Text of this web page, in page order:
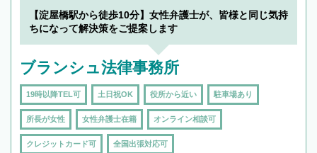
【淀屋橋駅から徒歩10分】女性弁護士が、皆様と同じ気持
ちになって解決策をご提案します
ブランシュ法律事務所
19時以降TEL可 土日祝OK 役所から近い 駐車場あり
所長が女性 女性弁護士在籍 オンライン相談可
クレジットカード可 全国出張対応可